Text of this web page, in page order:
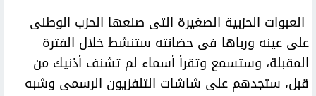
العبوات الحزبية الصغيرة التى صنعها الحزب الوطنى
على عينه ورباها فى حضانته ستنشط خلال الفترة
المقبلة، وستسمع وتقرأ أسماء لم تشنف أذنيك من
قبل، ستجدهم على شاشات التلفزيون الرسمى وشبه